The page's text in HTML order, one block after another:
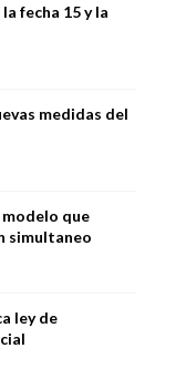
fecha 15 y la
medidas del
que
simultaneo
ley de